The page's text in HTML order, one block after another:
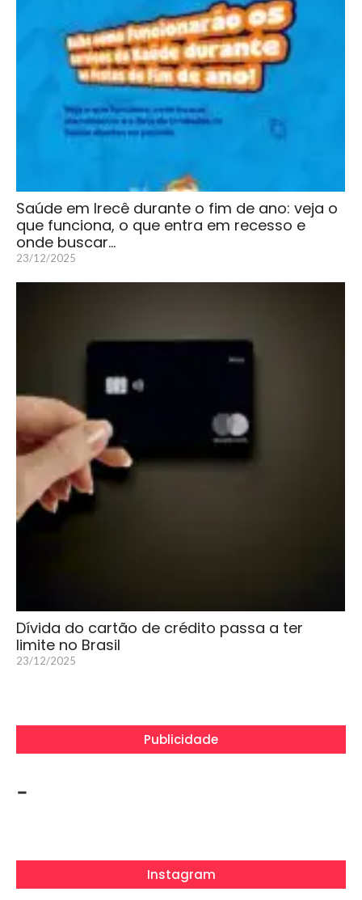
Saúde em Irecê durante o fim de ano: veja o
que funciona, o que entra em recesso e
onde buscar…
23/12/2025
Dívida do cartão de crédito passa a ter
limite no Brasil
23/12/2025
Publicidade
-
Instagram